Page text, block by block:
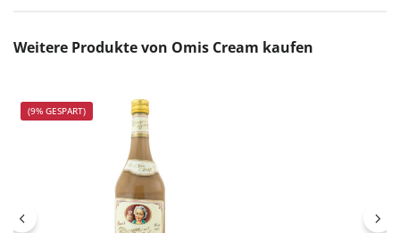
Produktgalerie überspringen
Weitere Produkte von Omis Cream kaufen
(9% GESPART)